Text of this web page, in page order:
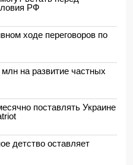
РФ
ходе переговоров по
на развитие частных
поставлять Украине
детство оставляет